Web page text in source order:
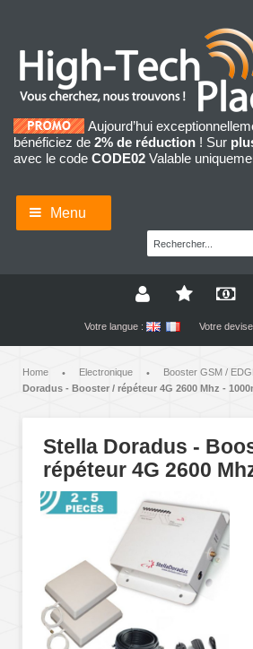
Aujourd’hui
bénéficiez de 2% de réduction ! Sur
avec le code CODE02 Valable
Menu
Votre langue : Votre devise
Home • Electronique • Booster GSM /
Doradus - Booster / répéteur 4G 2600 Mhz -
Stella Doradus -
répéteur 4G 2600